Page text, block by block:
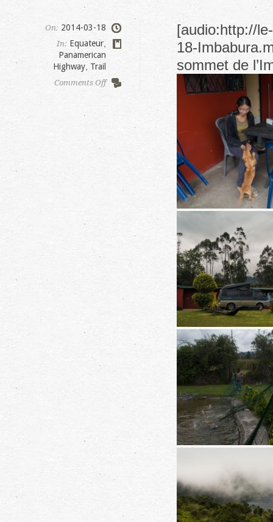
On: 2014-03-18
In: Equateur
Panamerican
Highway Trail
Comments Offon
(4630m)
[audio:http://
18-
sommet de